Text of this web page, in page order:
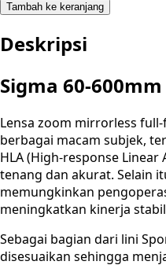
Tambah ke keranjang
Deskripsi
Sigma 60-
Lensa zoom mirrorless
berbagai macam subjek,
HLA (High-response
tenang dan akurat. Selain
memungkinkan
meningkatkan kinerja
Sebagai bagian dari lini
disesuaikan sehingga